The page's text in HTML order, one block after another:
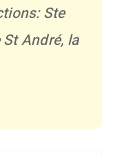
Ste
André, la